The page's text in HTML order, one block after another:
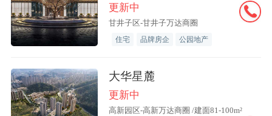
施，贴心的物业 服务，让您的生活无后顾
之忧。无论是休闲娱乐，还是医疗保健，
一切都近在咫尺，为您的品质生活提供了
全方位的保障。
在绿城山与墅，您可以与志同道合的邻居
更新中
甘井子区-甘井子万达商圈
住宅 品牌房企 公园地产
大华星麓
更新中
高新园区-高新万达商圈 /建面81-100m²